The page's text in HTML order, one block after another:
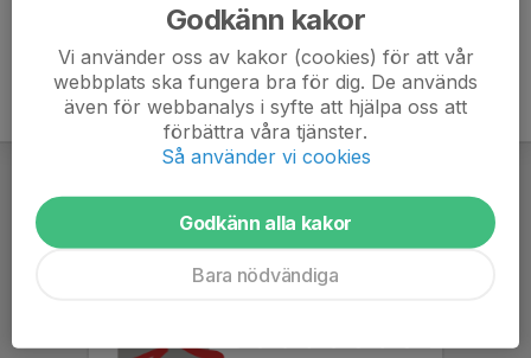
Godkänn kakor
Vi använder oss av kakor (cookies) för att vår
webbplats ska fungera bra för dig. De används
även för webbanalys i syfte att hjälpa oss att
förbättra våra tjänster.
Så använder vi cookies
Godkänn alla kakor
Bara nödvändiga